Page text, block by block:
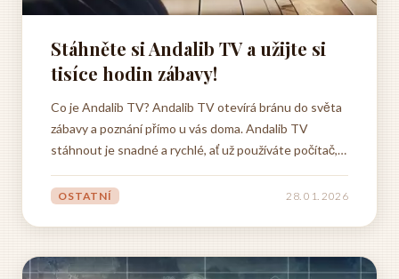
Stáhněte si Andalib TV a užijte si
tisíce hodin zábavy!
Co je Andalib TV? Andalib TV otevírá bránu do světa
zábavy a poznání přímo u vás doma. Andalib TV
stáhnout je snadné a rychlé, ať už používáte počítač,
stáhnout Andalib TV se vám otevře pestrá škála
OSTATNÍ 28. 01. 2026